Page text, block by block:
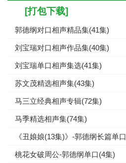
[打包下载]
郭德纲对口相声精品集(41集)
刘宝瑞对口相声作品集(40集)
刘宝瑞单口相声集选(41集)
苏文茂精选相声集(43集)
马三立经典相声专辑(72集)
马季精选相声集(74集)
《丑娘娘(13集)》-郭德纲长篇单口
桃花女破周公-郭德纲单口(4集)